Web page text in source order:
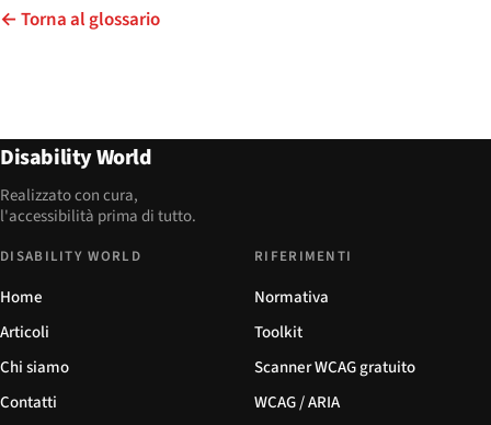
← Torna al glossario
Disability World
Realizzato con cura,
l'accessibilità prima di tutto.
DISABILITY WORLD
Home
Articoli
Chi siamo
Contatti
RIFERIMENTI
Normativa
Toolkit
Scanner WCAG gratuito
WCAG / ARIA